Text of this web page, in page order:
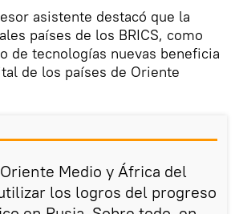
asistente destacó que la
países de los BRICS, como
de tecnologías nuevas beneficia
de los países de Oriente
Medio y África del
los logros del progreso